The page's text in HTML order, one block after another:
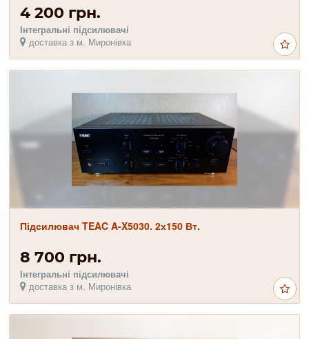
4 200 грн.
Інтегральні підсилювачі
доставка з м. Миронівка
Підсилювач TEAC A-X5030. 2х150 Вт.
8 700 грн.
Інтегральні підсилювачі
доставка з м. Миронівка